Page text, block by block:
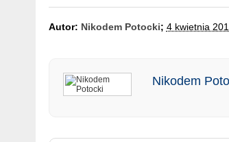
Autor: Nikodem Potocki; 4 kwietnia
Nikodem